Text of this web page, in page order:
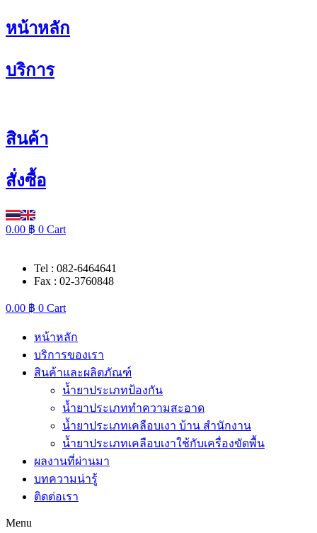
Skip
to
หน้าหลัก
บริการ
สินค้า
สั่งซื้อ
0.00 ฿ 0 Cart
Tel : 082-6464641
Fax : 02-3760848
0.00 ฿ 0 Cart
หน้าหลัก
บริการของเรา
สินค้าและผลิตภัณฑ์
น้ำยาประเภทป้องกัน
น้ำยาประเภททำความสะอาด
น้ำยาประเภทเคลือบเงา บ้าน สำนักงาน
น้ำยาประเภทเคลือบเงาใช้กับเครื่องขัดพื้น
ผลงานที่ผ่านมา
บทความน่ารู้
ติดต่อเรา
Menu